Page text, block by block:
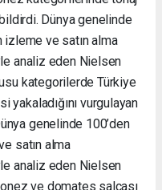
Dünya genelinde
ve satın alma
analiz eden Nielsen
kategorilerde Türkiye
yakaladığını vurgulayan
genelinde 100’den
satın alma
analiz eden Nielsen
ve domates salçası